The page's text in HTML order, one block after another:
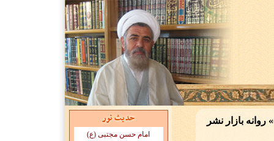
امام حسن مجتبی (ع)
بازار نشر